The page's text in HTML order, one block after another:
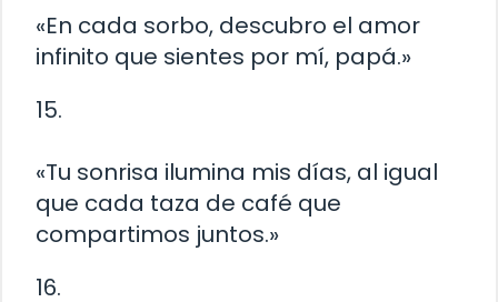
«En cada sorbo, descubro el amor
infinito que sientes por mí, papá.»
15.
«Tu sonrisa ilumina mis días, al igual
que cada taza de café que
compartimos juntos.»
16.